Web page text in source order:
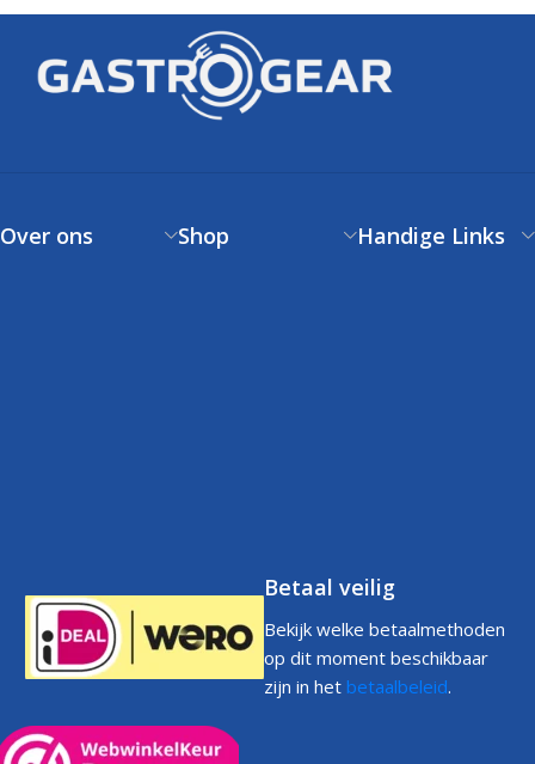
Over ons Shop Handige Links
Betaal veilig
Bekijk welke betaalmethoden
op dit moment beschikbaar
zijn in het betaalbeleid.